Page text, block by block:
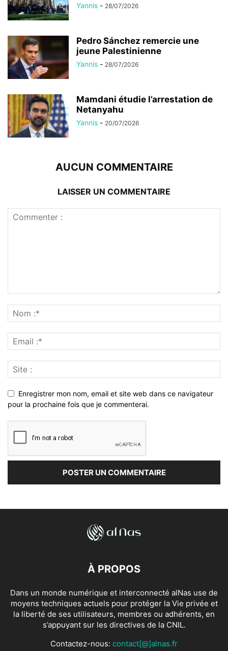
Yannis - 28/07/2026
Pedro Sánchez remercie une
jeune Palestinienne
Yannis - 28/07/2026
Mamdani étudie l’arrestation de
Netanyahu
Yannis - 20/07/2026
AUCUN COMMENTAIRE
LAISSER UN COMMENTAIRE
Enregistrer mon nom, email et site web dans ce navigateur
pour la prochaine fois que je commenterai.
À PROPOS
Dans un monde numérique et interconnecté alNas use de
moyens techniques actuels pour protéger la Vie privée et
la liberté de ses utilisateurs, membres ou adhérents, en
s’appuyant sur les directives de la CNIL.
Contactez-nous: contact[@]alnas.fr